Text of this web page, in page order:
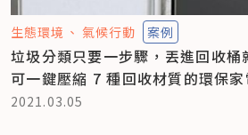
生態環境 氣候行動 案例
垃圾分類只要一步驟，丟進回收桶
可一鍵壓縮 7 種回收材質的環保家
2021.03.05